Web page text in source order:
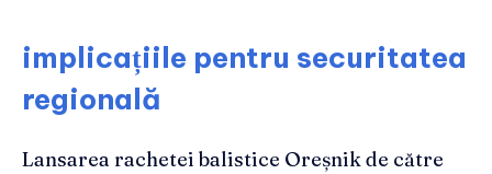
implicațiile pentru securitatea
regională
Lansarea rachetei balistice Oreșnik de către